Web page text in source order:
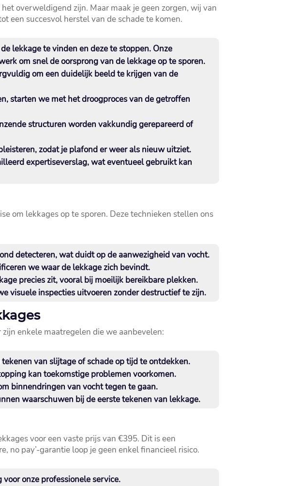
overweldigend zijn.​ Maar maak je geen zorgen, wij van
een succesvol herstel van de schade te komen.​
lekkage te vinden en deze te stoppen.​ Onze
om snel de oorsprong van de lekkage op te sporen.​
om een duidelijk beeld te krijgen van de
starten we met het droogproces van de getroffen
structuren worden vakkundig gerepareerd of
zodat je plafond er weer als nieuw uitziet.​
expertiseverslag, wat eventueel gebruikt kan
om lekkages op te sporen.​ Deze technieken stellen ons
detecteren, wat duidt op de aanwezigheid van vocht.​
we waar de lekkage zich bevindt.​
precies zit, vooral bij moeilijk bereikbare plekken.​
visuele inspecties uitvoeren zonder destructief te zijn.​
enkele maatregelen die we aanbevelen:
van slijtage of schade op tijd te ontdekken.​
kan toekomstige problemen voorkomen.​
binnendringen van vocht tegen te gaan.​
waarschuwen bij de eerste tekenen van lekkage.​
voor een vaste prijs van €395.​ Dit is een
no pay’-garantie loop je geen enkel financieel risico.​
onze professionele service.​